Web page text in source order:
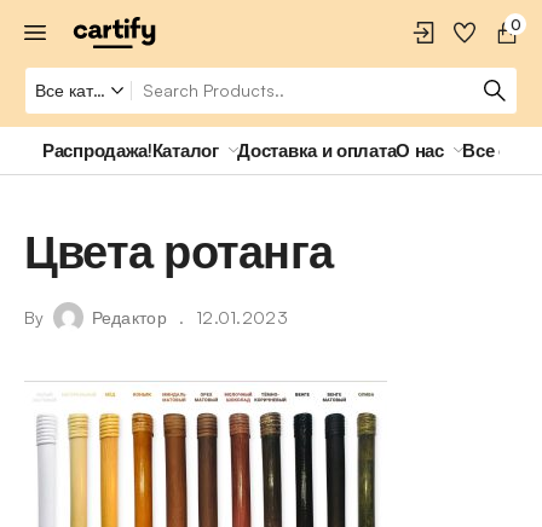
0
Распродажа!Каталог Доставка и оплатаО нас Все о
Цвета ротанга
By Редактор 12.01.2023